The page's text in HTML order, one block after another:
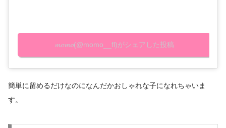
𝓶𝓸𝓶𝓸(@momo__fl)がシェアした投稿
簡単に留めるだけなのになんだかおしゃれな子になれちゃいま
す。